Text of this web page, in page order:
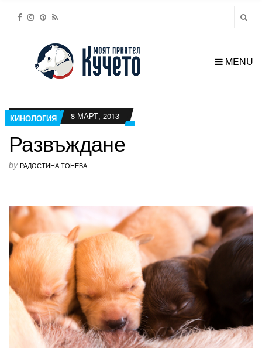
MENU
КИНОЛОГИЯ 8 МАРТ, 2013
Развъждане
by РАДОСТИНА ТОНЕВА